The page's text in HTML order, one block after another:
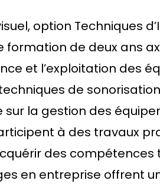
option Techniques
formation de deux ans
et l’exploitation des
de
sur la gestion des
à des travaux
des compétences
en entreprise offrent